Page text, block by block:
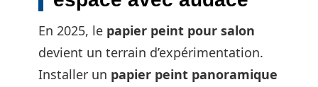
En 2025, le papier peint pour salon
devient un terrain d’expérimentation.
Installer un papier peint panoramique